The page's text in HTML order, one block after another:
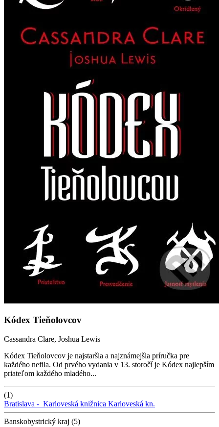
Kódex Tieňolovcov
Cassandra Clare, Joshua Lewis
Kódex Tieňolovcov je najstaršia a najznámejšia príručka pre
každého nefila. Od prvého vydania v 13. storočí je Kódex najlepším
priateľom každého mladého...
(1)
Bratislava - Karloveská knižnica Karloveská kn.
Banskobystrický kraj (5)